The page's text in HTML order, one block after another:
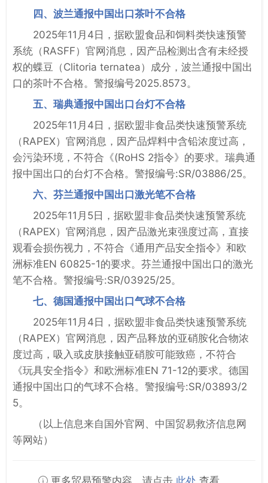
四、波兰通报中国出口茶叶不合格
2025年11月4日，据欧盟食品和饲料类快速预警
系统（RASFF）官网消息，因产品检测出含有未经授
权的蝶豆（Clitoria ternatea）成分，波兰通报中国出
口的茶叶不合格。警报编号2025.8573。
五、瑞典通报中国出口台灯不合格
2025年11月4日，据欧盟非食品类快速预警系统
（RAPEX）官网消息，因产品焊料中含铅浓度过高，
会污染环境，不符合《(RoHS 2指令》的要求。瑞典通
报中国出口的台灯不合格。警报编号:SR/03886/25。
六、芬兰通报中国出口激光笔不合格
2025年11月5日，据欧盟非食品类快速预警系统
（RAPEX）官网消息，因产品激光束强度过高，直接
观看会损伤视力，不符合《通用产品安全指令》和欧
洲标准EN 60825-1的要求。芬兰通报中国出口的激光
笔不合格。警报编号:SR/03925/25。
七、德国通报中国出口气球不合格
2025年11月4日，据欧盟非食品类快速预警系统
（RAPEX）官网消息，因产品释放的亚硝胺化合物浓
度过高，吸入或皮肤接触亚硝胺可能致癌，不符合
《玩具安全指令》和欧洲标准EN 71-12的要求。德国
通报中国出口的气球不合格。警报编号:SR/03893/2
5。
（以上信息来自国外官网、中国贸易救济信息网
等网站）
更多贸易预警内容，请点击 此处 查看。